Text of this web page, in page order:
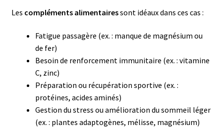
Les compléments alimentairessont idéaux dans ces cas :
Fatigue passagère (ex. : manque de magnésium ou
de fer)
Besoin de renforcement immunitaire (ex. : vitamine
C, zinc)
Préparation ou récupération sportive (ex. :
protéines, acides aminés)
Gestion du stress ou amélioration du sommeil léger
(ex. : plantes adaptogènes, mélisse, magnésium)